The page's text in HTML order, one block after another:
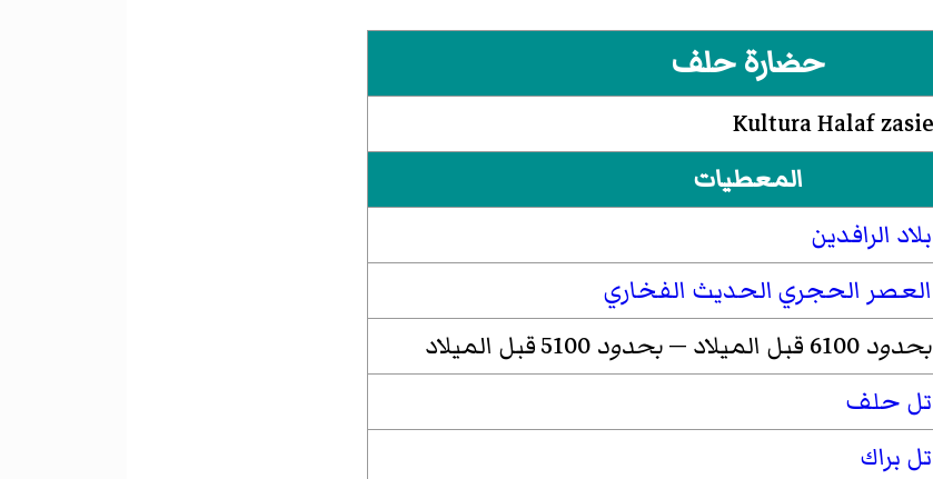
حضارة حلف
المعطيات
بلاد الرافدين
العصر الحجري الحديث الفخاري
بحدود 6100 قبل الميلاد — بحدود 5100 قبل الميلاد
تل حلف
تل براك